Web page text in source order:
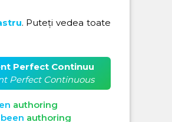
. Puteți vedea toate
Perfect Continuu
Perfect Continuous
authoring
been authoring